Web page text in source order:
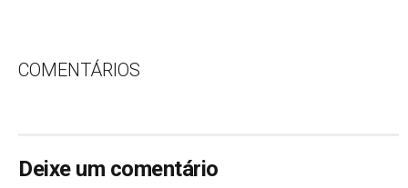
COMENTÁRIOS
Deixe um comentário